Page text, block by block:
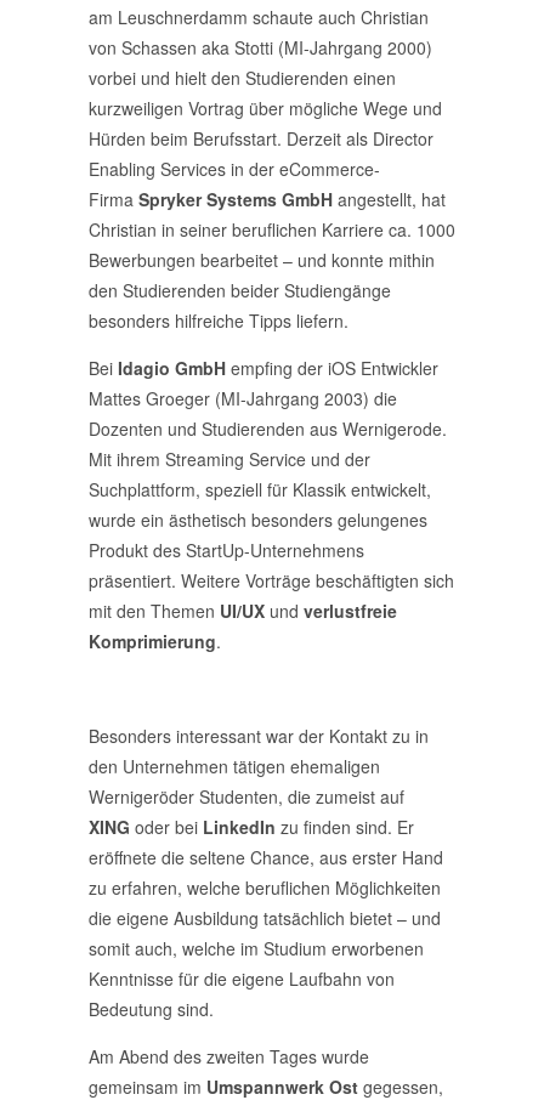
am Leuschnerdamm schaute auch Christian
von Schassen aka Stotti (MI-Jahrgang 2000)
vorbei und hielt den Studierenden einen
kurzweiligen Vortrag über mögliche Wege und
Hürden beim Berufsstart. Derzeit als Director
Enabling Services in der eCommerce-
Firma Spryker Systems GmbH angestellt, hat
Christian in seiner beruflichen Karriere ca. 1000
Bewerbungen bearbeitet – und konnte mithin
den Studierenden beider Studiengänge
besonders hilfreiche Tipps liefern.
Bei Idagio GmbH empfing der iOS Entwickler
Mattes Groeger (MI-Jahrgang 2003) die
Dozenten und Studierenden aus Wernigerode.
Mit ihrem Streaming Service und der
Suchplattform, speziell für Klassik entwickelt,
wurde ein ästhetisch besonders gelungenes
Produkt des StartUp-Unternehmens
präsentiert. Weitere Vorträge beschäftigten sich
mit den Themen UI/UX und verlustfreie
Komprimierung.
Besonders interessant war der Kontakt zu in
den Unternehmen tätigen ehemaligen
Wernigeröder Studenten, die zumeist auf
XING oder bei LinkedIn zu finden sind. Er
eröffnete die seltene Chance, aus erster Hand
zu erfahren, welche beruflichen Möglichkeiten
die eigene Ausbildung tatsächlich bietet – und
somit auch, welche im Studium erworbenen
Kenntnisse für die eigene Laufbahn von
Bedeutung sind.
Am Abend des zweiten Tages wurde
gemeinsam im Umspannwerk Ost gegessen,